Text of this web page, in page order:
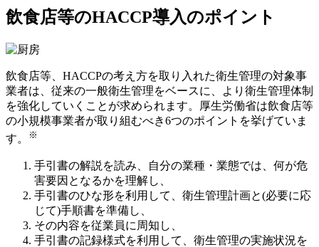
飲食店等のHACCP導入のポイント
飲食店等、HACCPの考え方を取り入れた衛生管理の対象事
業者は、従来の一般衛生管理をベースに、より衛生管理体制
を強化していくことが求められます。厚生労働省は飲食店等
の小規模事業者が取り組むべき6つのポイントを挙げていま
す。
※
手引書の解説を読み、自分の業種・業態では、何が危
害要因となるかを理解し、
手引書のひな形を利用して、衛生管理計画と(必要に応
じて)手順書を準備し、
その内容を従業員に周知し、
手引書の記録様式を利用して、衛生管理の実施状況を